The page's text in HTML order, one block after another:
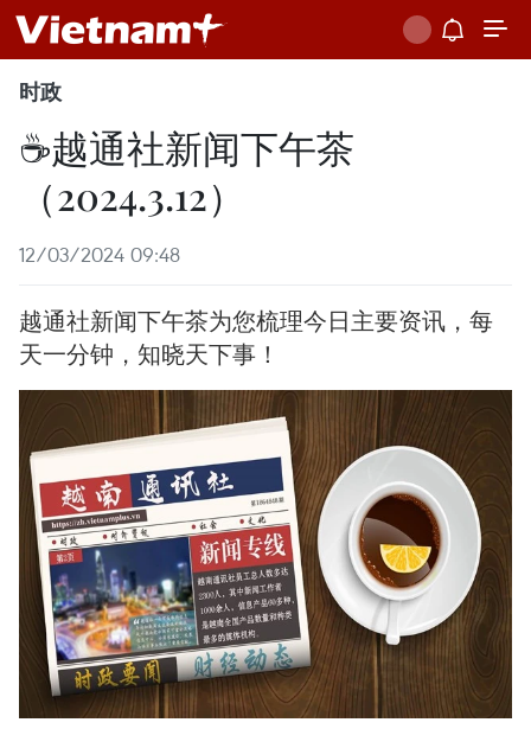
时政
☕️越通社新闻下午茶
（2024.3.12）
12/03/2024 09:48
越通社新闻下午茶为您梳理今日主要资讯，每
天一分钟，知晓天下事！